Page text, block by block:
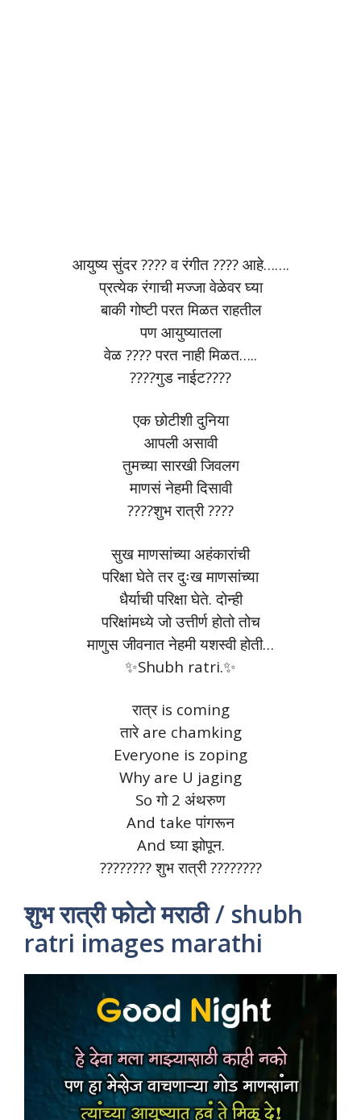
आयुष्य सुंदर ???? व रंगीत ???? आहे…….
प्रत्येक रंगाची मज्जा वेळेवर घ्या
बाकी गोष्टी परत मिळत राहतील
पण आयुष्यातला
वेळ ???? परत नाही मिळत…..
????गुड नाईट????
एक छोटीशी दुनिया
आपली असावी
तुमच्या सारखी जिवलग
माणसं नेहमी दिसावी
????शुभ रात्री ????
सुख माणसांच्या अहंकारांची
परिक्षा घेते तर दुःख माणसांच्या
धैर्याची परिक्षा घेते. दोन्ही
परिक्षांमध्ये जो उत्तीर्ण होतो तोच
माणुस जीवनात नेहमी यशस्वी होती…
✨Shubh ratri.✨
रात्र is coming
तारे are chamking
Everyone is zoping
Why are U jaging
So गो 2 अंथरुण
And take पांगरून
And घ्या झोपून.
???????? शुभ रात्री ????????
शुभ रात्री फोटो मराठी / shubh
ratri images marathi